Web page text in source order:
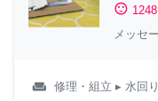
sentiment_satisfied 1248
メッセ
weekend 修理・組立 ▸ 水回り